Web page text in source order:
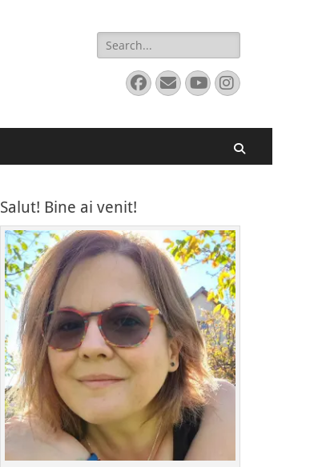
Search
for:
Facebook
EmailYouTube
Instagram
Salut! Bine ai venit!